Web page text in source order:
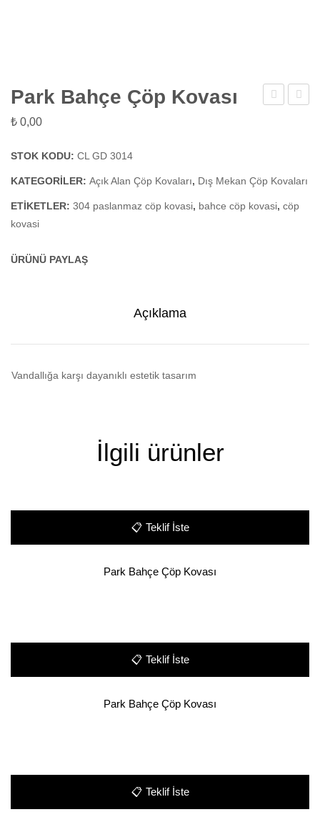
Park Bahçe Çöp Kovası
₺ 0,00
STOK KODU: CL GD 3014
KATEGORILER: Açık Alan Çöp Kovaları, Dış Mekan Çöp Kovaları
ETIKETLER: 304 paslanmaz cöp kovasi, bahce cöp kovasi, cöp
kovasi
ÜRÜNÜ PAYLAŞ
Açıklama
Vandallığa karşı dayanıklı estetik tasarım
İlgili ürünler
📋 Teklif İste
Park Bahçe Çöp Kovası
📋 Teklif İste
Park Bahçe Çöp Kovası
📋 Teklif İste